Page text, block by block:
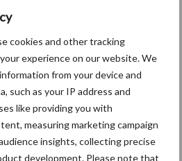
cookies and other tracking
experience on our website. We
from your device and
such as your IP address and
like providing you with
measuring marketing campaign
insights, collecting precise
development. Please note that
UVC